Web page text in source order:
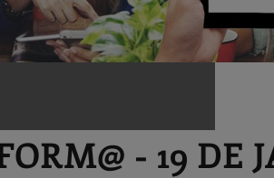
- 19 DE